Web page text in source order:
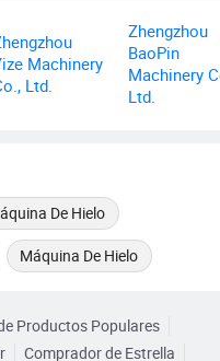
Machinery
Ltd.
Zhengzhou
BaoPin
Machinery
Ltd.
De Hielo
Máquina De Hielo
Productos Populares
Comprador de Estrella